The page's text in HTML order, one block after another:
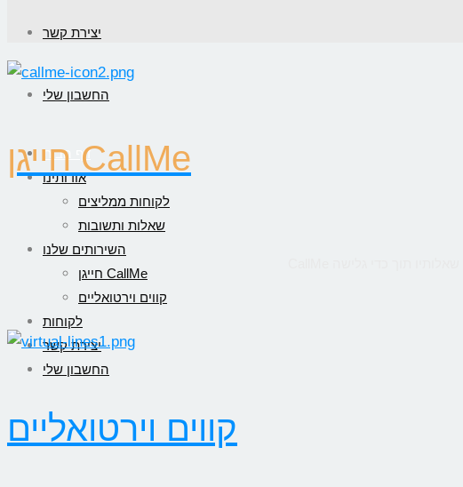
יצירת קשר
החשבון שלי
דף הבית
אודותינו
לקוחות ממליצים
שאלות ותשובות
השירותים שלנו
חייגן CallMe
קווים וירטואליים
לקוחות
יצירת קשר
החשבון שלי
חייגן CallMe
קווים וירטואליים